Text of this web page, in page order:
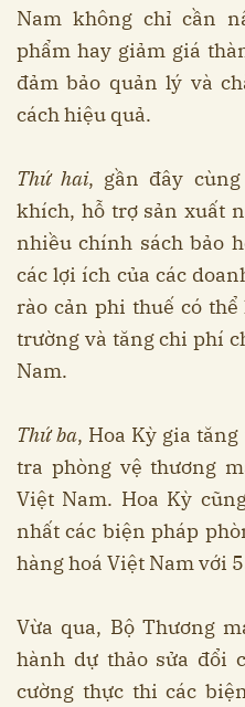
Nam không chỉ cần
phẩm hay giảm giá
đảm bảo quản lý và
cách hiệu quả.
Thứ hai, gần đây
khích, hỗ trợ sản xuất
nhiều chính sách bảo
các lợi ích của các
rào cản phi thuế có
trường và tăng chi phí
Nam.
Thứ ba, Hoa Kỳ gia
tra phòng vệ thương
Việt Nam. Hoa Kỳ
nhất các biện pháp
hàng hoá Việt Nam với
Vừa qua, Bộ Thương
hành dự thảo sửa đổi
cường thực thi các